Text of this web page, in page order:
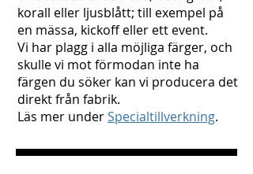
korall eller ljusblått; till exempel på
en mässa, kickoff eller ett event.
Vi har plagg i alla möjliga färger, och
skulle vi mot förmodan inte ha
färgen du söker kan vi producera det
direkt från fabrik.
Läs mer underSpecialtillverkning.